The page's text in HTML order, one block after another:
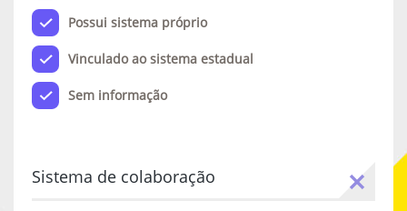
Possui sistema próprio
Vinculado ao sistema estadual
Sem informação
Sistema de colaboração